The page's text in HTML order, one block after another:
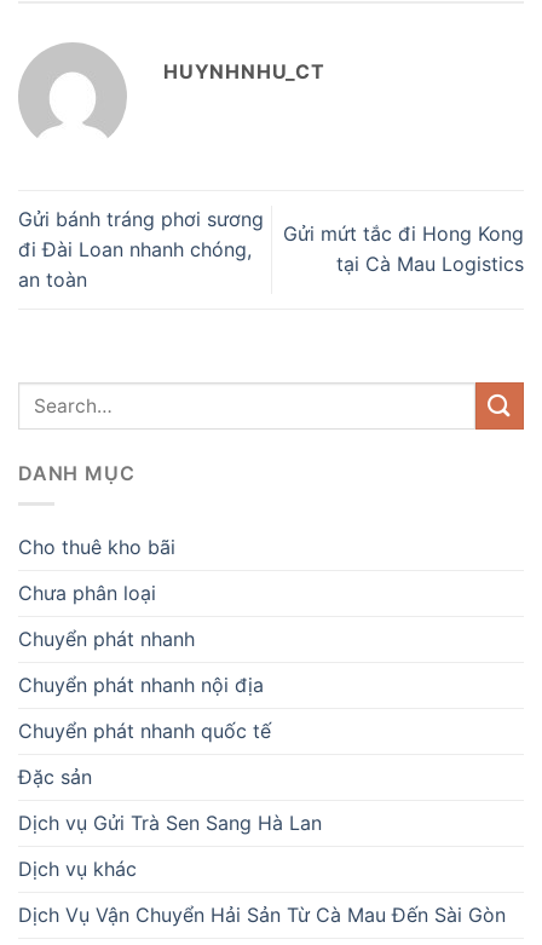
HUYNHNHU_CT
Gửi bánh tráng phơi sương
đi Đài Loan nhanh chóng,
an toàn
Gửi mứt tắc đi Hong Kong
tại Cà Mau Logistics
DANH MỤC
Cho thuê kho bãi
Chưa phân loại
Chuyển phát nhanh
Chuyển phát nhanh nội địa
Chuyển phát nhanh quốc tế
Đặc sản
Dịch vụ Gửi Trà Sen Sang Hà Lan
Dịch vụ khác
Dịch Vụ Vận Chuyển Hải Sản Từ Cà Mau Đến Sài Gòn